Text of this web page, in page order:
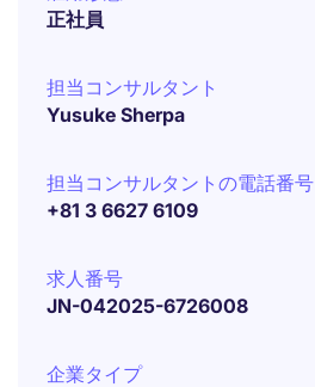
正社員
担当コンサルタント
Yusuke Sherpa
担当コンサルタントの電話番号
+81 3 6627 6109
求人番号
JN-042025-6726008
企業タイプ